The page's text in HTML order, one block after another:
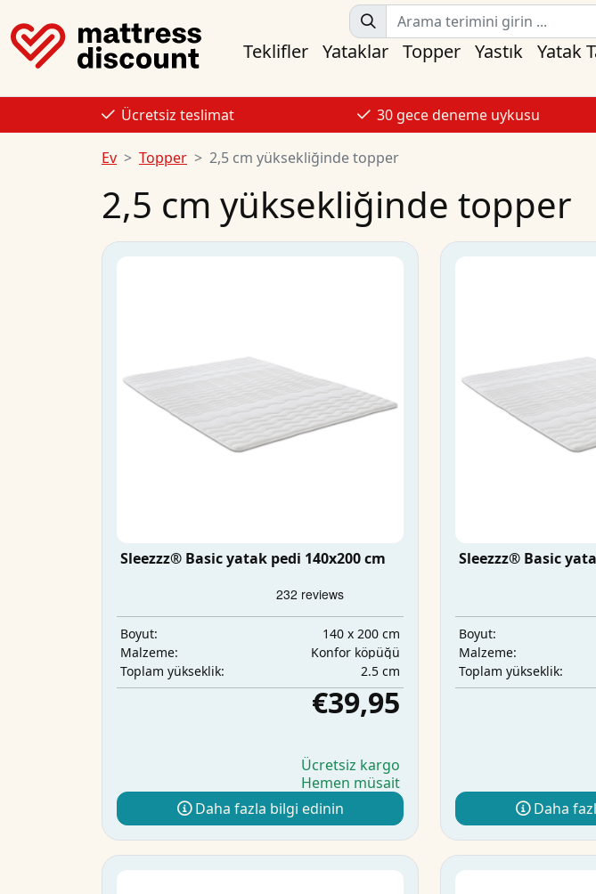
Teklifler Yataklar Topper Yastık Yatak
Ücretsiz teslimat 30 gece deneme uykusu
Ev Topper 2,5 cm yüksekliğinde topper
2,5 cm yüksekliğinde topper
Sleezzz® Basic yatak pedi 140x200 cm
Boyut:
140 x 200 cm
Malzeme:
Konfor köpüğü
Toplam yükseklik:
2.5 cm
€39,95
Ücretsiz kargo
Hemen müsait
Daha fazla bilgi edinin
Sleezzz® Basic
Boyut:
Malzeme:
Toplam yükseklik:
Daha